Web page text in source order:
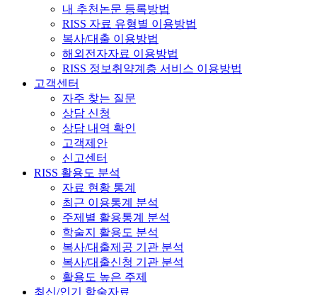
내 추천논문 등록방법
RISS 자료 유형별 이용방법
복사/대출 이용방법
해외전자자료 이용방법
RISS 정보취약계층 서비스 이용방법
고객센터
자주 찾는 질문
상담 신청
상담 내역 확인
고객제안
신고센터
RISS 활용도 분석
자료 현황 통계
최근 이용통계 분석
주제별 활용통계 분석
학술지 활용도 분석
복사/대출제공 기관 분석
복사/대출신청 기관 분석
활용도 높은 주제
최신/인기 학술자료